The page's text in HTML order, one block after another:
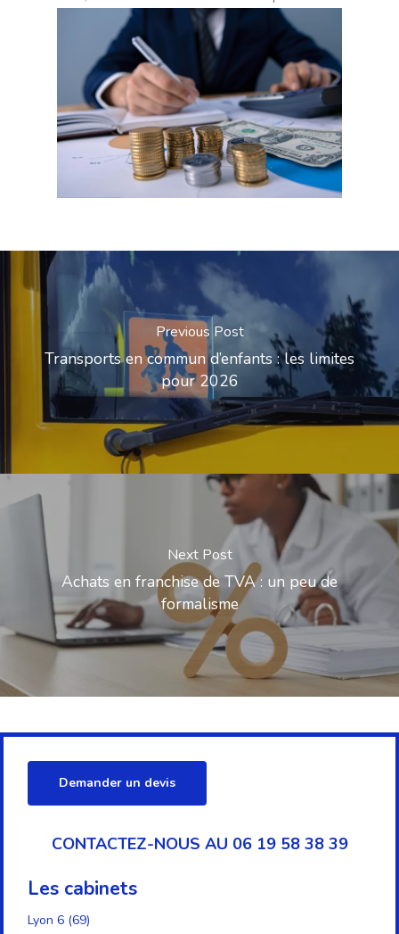
Previous Post
Transports en commun d’enfants : les limites
pour 2026
Next Post
Achats en franchise de TVA : un peu de
formalisme
Demander un devis
CONTACTEZ-NOUS AU 06 19 58 38 39
Les cabinets
Lyon 6 (69)